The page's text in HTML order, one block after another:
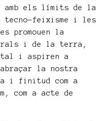
amb els límits de la
feixisme i les
promouen la
i de la terra,
i aspiren a
la nostra
i finitud com a
com a acte de